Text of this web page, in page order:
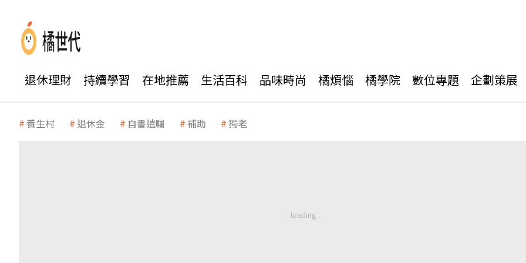
退休理財 持續學習 在地推薦 生活百科 品味時尚 橘煩惱 橘學院 數位專題 企劃策展
養生村 退休金 自書遺囑 補助 獨老